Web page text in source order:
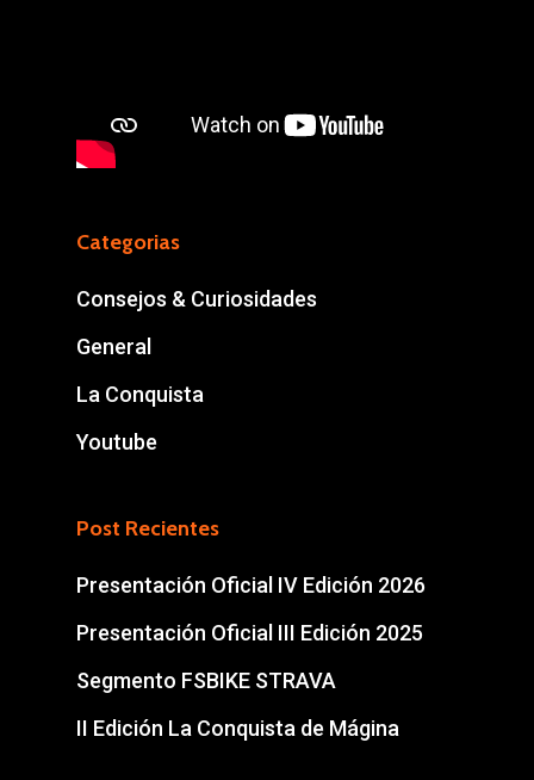
Categorias
Consejos & Curiosidades
General
La Conquista
Youtube
Post Recientes
Presentación Oficial IV Edición 2026
Presentación Oficial III Edición 2025
Segmento FSBIKE STRAVA
II Edición La Conquista de Mágina